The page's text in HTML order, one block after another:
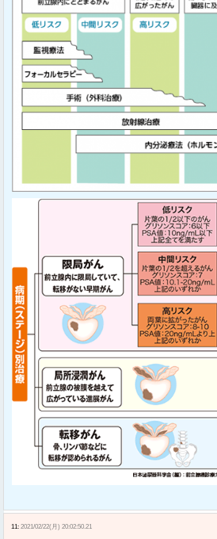
11: 2021/02/22(月) 20:02:50.21